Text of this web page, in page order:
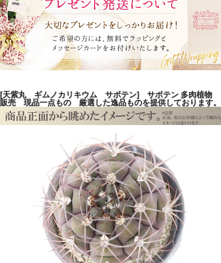
[天紫丸 ギムノカリキウム サボテン] サボテン 多肉植物
販売 現品一点もの 厳選した逸品ものを提供しております。